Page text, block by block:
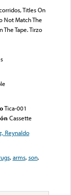
Titles On
Not Match The
The Tape. Tirzo
Tica-001
Cassette
Reynaldo
,arms,son,